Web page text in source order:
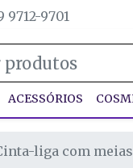
9712-9701
ACESSÓRIOS
liga com meias